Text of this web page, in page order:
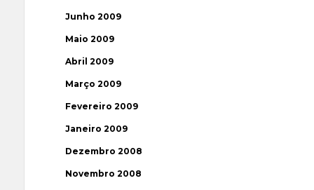
Junho 2009
Maio 2009
Abril 2009
Março 2009
Fevereiro 2009
Janeiro 2009
Dezembro 2008
Novembro 2008